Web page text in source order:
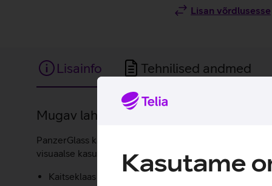
Kasutame
Lisan võrdlusesse
Lisainfo Tehnilised andmed
Lisainfo
Mugav lahendus, mis muudab
PanzerGlass kaitseklaas on loodud, et kaitsta telefoni
visuaalse kasutuskogemuse.
Kaitseklaas saabub karbis, mis on disainitud täpselt